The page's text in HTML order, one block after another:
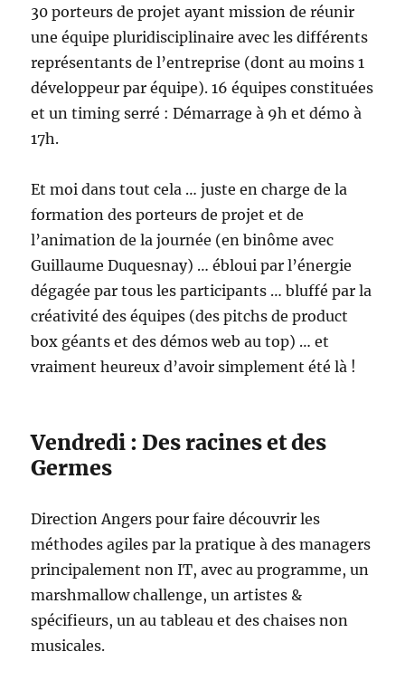
30 porteurs de projet ayant mission de réunir
une équipe pluridisciplinaire avec les différents
représentants de l’entreprise (dont au moins 1
développeur par équipe). 16 équipes constituées
et un timing serré : Démarrage à 9h et démo à
17h.
Et moi dans tout cela … juste en charge de la
formation des porteurs de projet et de
l’animation de la journée (en binôme avec
Guillaume Duquesnay) … ébloui par l’énergie
dégagée par tous les participants … bluffé par la
créativité des équipes (des pitchs de product
box géants et des démos web au top) … et
vraiment heureux d’avoir simplement été là !
Vendredi : Des racines et des
Germes
Direction Angers pour faire découvrir les
méthodes agiles par la pratique à des managers
principalement non IT, avec au programme, un
marshmallow challenge, un artistes &
spécifieurs, un au tableau et des chaises non
musicales.